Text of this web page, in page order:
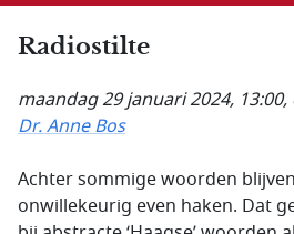
Radiostilte
maandag 29 januari 2024, 13:00,
Dr. Anne Bos
Achter sommige woorden
onwillekeurig even haken. Dat